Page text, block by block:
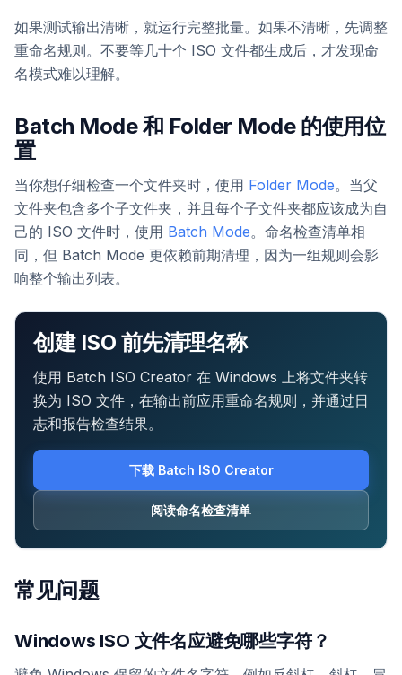
如果测试输出清晰，就运行完整批量。如果不清晰，先调整
重命名规则。不要等几十个 ISO 文件都生成后，才发现命
名模式难以理解。
Batch Mode 和 Folder Mode 的使用位
置
当你想仔细检查一个文件夹时，使用 Folder Mode。当父
文件夹包含多个子文件夹，并且每个子文件夹都应该成为自
己的 ISO 文件时，使用 Batch Mode。命名检查清单相
同，但 Batch Mode 更依赖前期清理，因为一组规则会影
响整个输出列表。
创建 ISO 前先清理名称
使用 Batch ISO Creator 在 Windows 上将文件夹转
换为 ISO 文件，在输出前应用重命名规则，并通过日
志和报告检查结果。
下载 Batch ISO Creator
阅读命名检查清单
常见问题
Windows ISO 文件名应避免哪些字符？